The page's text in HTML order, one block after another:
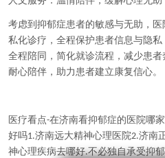
考虑到抑郁症患者的敏感与无助，医
私化诊疗，全程保护患者信息与隐
全程陪同，简化就诊流程，减少患
耐心陪伴，助力患者建立康复信心。
医疗看点-在济南看抑郁症的医院哪
好吗1.济南远大精神心理医院2.济南
神心理疾病去哪好.不必独自承受抑